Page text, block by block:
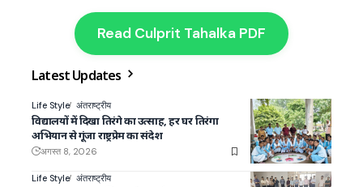
Read Culprit Tahalka PDF
Latest Updates
Life Style अंतराष्ट्रीय
विद्यालयों में दिखा तिरंगे का उत्साह, हर घर तिरंगा
अभियान से गूंजा राष्ट्रप्रेम का संदेश
अगस्त 8, 2026
Life Style अंतराष्ट्रीय